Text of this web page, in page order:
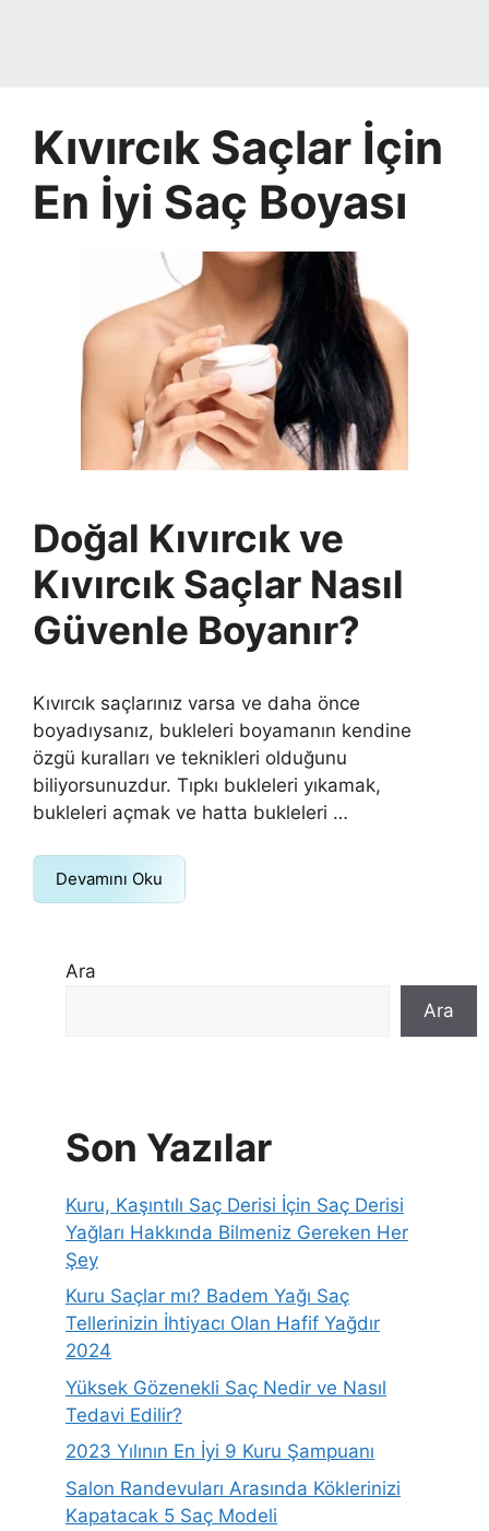
Kıvırcık Saçlar İçin
En İyi Saç Boyası
Doğal Kıvırcık ve
Kıvırcık Saçlar Nasıl
Güvenle Boyanır?
Kıvırcık saçlarınız varsa ve daha önce
boyadıysanız, bukleleri boyamanın kendine
özgü kuralları ve teknikleri olduğunu
biliyorsunuzdur. Tıpkı bukleleri yıkamak,
bukleleri açmak ve hatta bukleleri …
Devamını Oku
Ara
Ara
Son Yazılar
Kuru, Kaşıntılı Saç Derisi İçin Saç Derisi
Yağları Hakkında Bilmeniz Gereken Her
Şey
Kuru Saçlar mı? Badem Yağı Saç
Tellerinizin İhtiyacı Olan Hafif Yağdır
2024
Yüksek Gözenekli Saç Nedir ve Nasıl
Tedavi Edilir?
2023 Yılının En İyi 9 Kuru Şampuanı
Salon Randevuları Arasında Köklerinizi
Kapatacak 5 Saç Modeli